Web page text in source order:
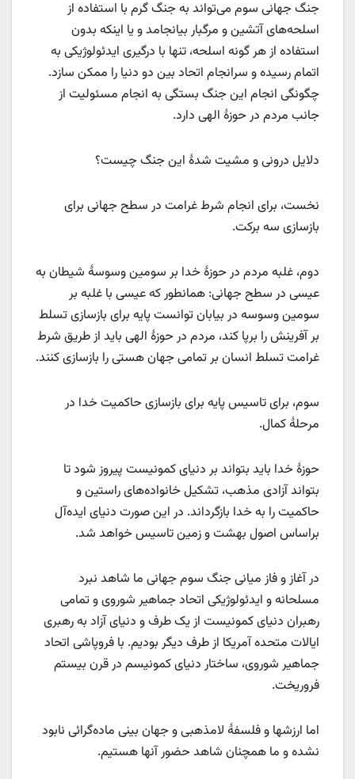
جنگ جهانی سوم می‌تواند به جنگ گرم با استفاده از
اسلحه‌های آتشین و مرگبار بیانجامد و یا اینکه بدون
استفاده از هر گونه اسلحه، تنها با درگیری ایدئولوژیکی به
اتمام رسیده و سرانجام اتحاد بین دو دنیا را ممکن سازد.
چگونگی انجام این جنگ بستگی به انجام مسئولیت از
جانب مردم در حوزۀ الهی دارد.
دلایل درونی و مشیت شدۀ این جنگ چیست؟
نخست، برای انجام شرط غرامت در سطح جهانی برای
بازسازی سه برکت.
دوم، غلبه مردم در حوزۀ خدا بر سومین وسوسۀ شیطان به
عیسی در سطح جهانی: همانطور که عیسی با غلبه بر
سومین وسوسه در بیابان توانست پایه برای بازسازی تسلط
بر آفرینش را برپا کند، مردم در حوزۀ الهی باید از طریق شرط
غرامت تسلط انسان بر تمامی جهان هستی را بازسازی کنند.
سوم، برای تاسیس پایه برای بازسازی حاکمیت خدا در
مرحلۀ کمال.
حوزۀ خدا باید بتواند بر دنیای کمونیست پیروز شود تا
بتواند آزادی مذهب، تشکیل خانواده‌های راستین و
حاکمیت را به خدا بازگرداند. در این صورت دنیای ایده‌آل
براساس اصول بهشت و زمین تاسیس خواهد شد.
در آغاز و فاز میانی جنگ سوم جهانی ما شاهد نبرد
مسلحانه و ایدئولوژیکی اتحاد جماهیر شوروی و تمامی
رهبران دنیای کمونیست از یک طرف و دنیای آزاد به رهبری
ایالات متحده آمریکا از طرف دیگر بودیم. با فروپاشی اتحاد
جماهیر شوروی، ساختار دنیای کمونیسم در قرن بیستم
فروریخت.
اما ارزشها و فلسفۀ لامذهبی و جهان‌ بینی ماده‌گرائی نابود
نشده و ما همچنان شاهد حضور آنها هستیم.